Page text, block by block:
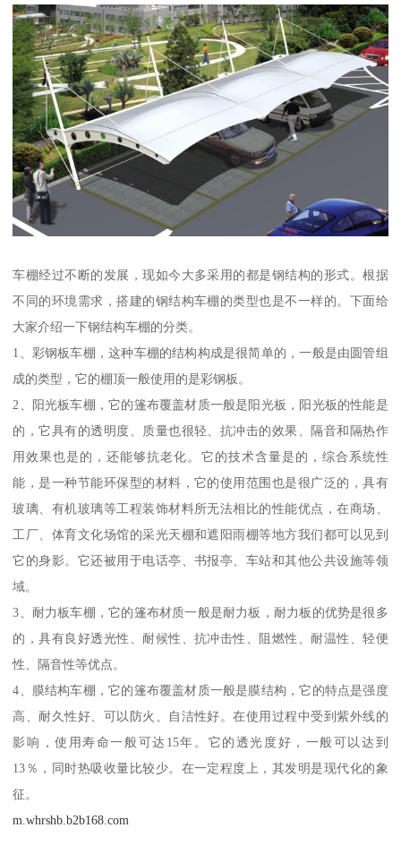
车棚经过不断的发展，现如今大多采用的都是钢结构的形式。根据
不同的环境需求，搭建的钢结构车棚的类型也是不一样的。下面给
大家介绍一下钢结构车棚的分类。
1、彩钢板车棚，这种车棚的结构构成是很简单的，一般是由圆管组
成的类型，它的棚顶一般使用的是彩钢板。
2、阳光板车棚，它的篷布覆盖材质一般是阳光板，阳光板的性能是
的，它具有的透明度、质量也很轻、抗冲击的效果、隔音和隔热作
用效果也是的，还能够抗老化。它的技术含量是的，综合系统性
能，是一种节能环保型的材料，它的使用范围也是很广泛的，具有
玻璃、有机玻璃等工程装饰材料所无法相比的性能优点，在商场、
工厂、体育文化场馆的采光天棚和遮阳雨棚等地方我们都可以见到
它的身影。它还被用于电话亭、书报亭、车站和其他公共设施等领
域。
3、耐力板车棚，它的篷布材质一般是耐力板，耐力板的优势是很多
的，具有良好透光性、耐候性、抗冲击性、阻燃性、耐温性、轻便
性、隔音性等优点。
4、膜结构车棚，它的篷布覆盖材质一般是膜结构，它的特点是强度
高、耐久性好、可以防火、自洁性好。在使用过程中受到紫外线的
影响，使用寿命一般可达15年。它的透光度好，一般可以达到
13％，同时热吸收量比较少。在一定程度上，其发明是现代化的象
征。
m.whrshb.b2b168.com